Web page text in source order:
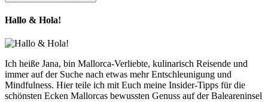
Hallo & Hola!
Ich heiße Jana, bin Mallorca-Verliebte, kulinarisch Reisende und
immer auf der Suche nach etwas mehr Entschleunigung und
Mindfulness. Hier teile ich mit Euch meine Insider-Tipps für die
schönsten Ecken Mallorcas bewussten Genuss auf der Baleareninsel